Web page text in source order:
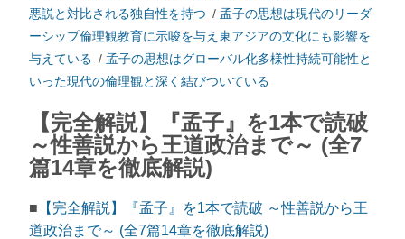
悪説と対比される独自性を持つ / 孟子の思想は現代のリーダ
ーシップ倫理観教育に示唆を与え東アジアの文化にも影響を
与えている / 孟子の思想はグローバル化多様性持続可能性と
いった現代の倫理観と深く結びついている
【完全解説】『孟子』を1本で読破
～性善説から王道政治まで～ (全7
篇14章を徹底解説)
■ 【完全解説】『孟子』を1本で読破 ～性善説から王
道政治まで～ (全7篇14章を徹底解説)